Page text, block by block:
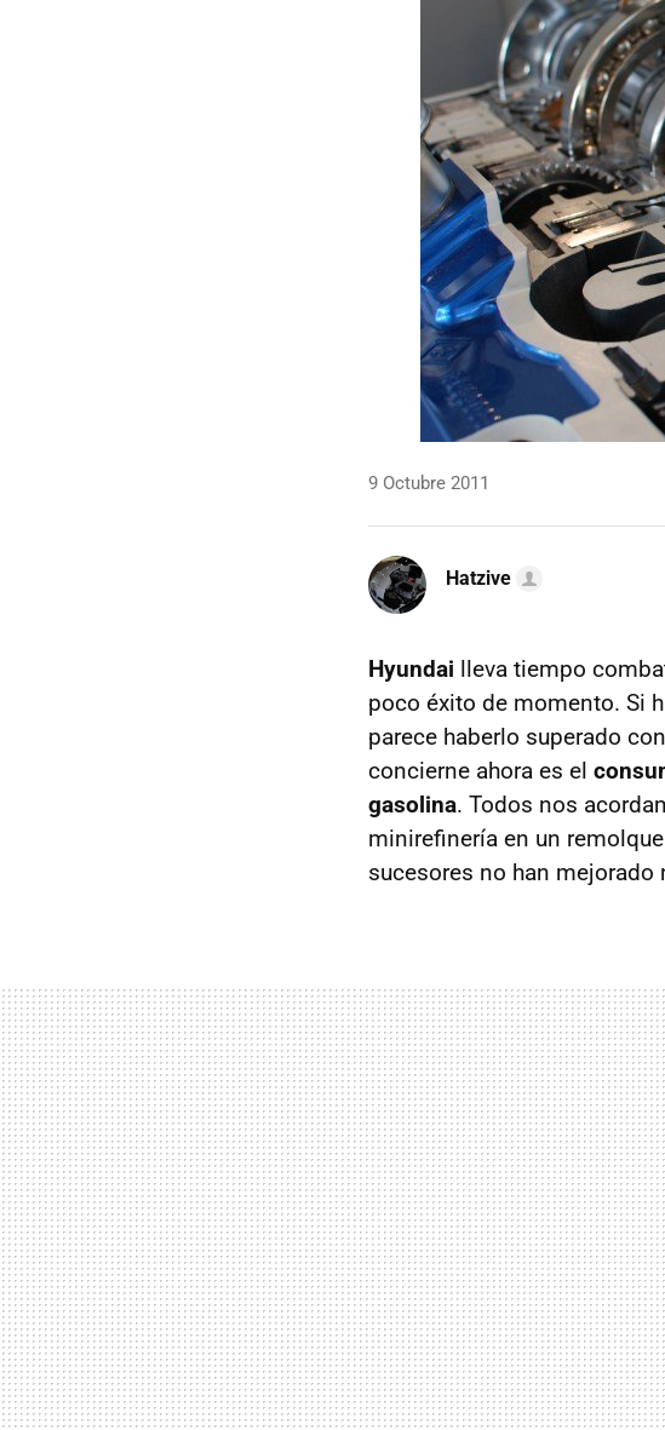
9 Octubre 2011
Hatzive
Hyundai lleva tiempo
poco éxito de momento. Si
parece haberlo superado
concierne ahora es el
gasolina. Todos nos
minirefinería en un
sucesores no han